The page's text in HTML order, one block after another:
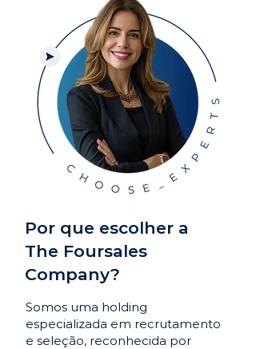
Por que escolher a
The Foursales
Company?
Somos uma holding
especializada em recrutamento
e seleção, reconhecida por